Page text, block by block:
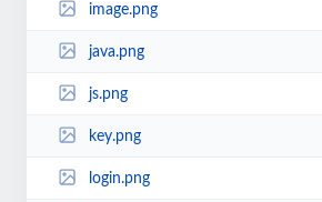
image.png
java.png
js.png
key.png
login.png